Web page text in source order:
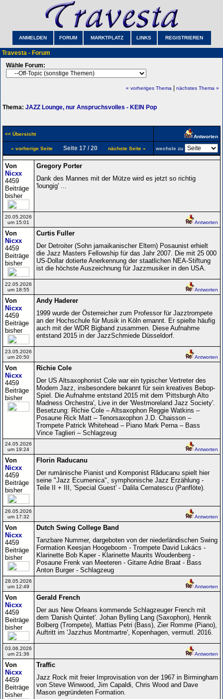
ANMELDEN FORUM MARKTPLATZ LINKS REGISTRIEREN
Travesta - Forum
Wähle Forum:
« vorheriges Thema nächstes Thema »
Thema: JAZZ Lounge, nur Anspruchsvolles - KEIN Pop
<< Übersicht Antworten
« vorherige SeiteSeite 17 / 20 nächste Seite » wechsle zu
Von
Nicxx
4459
Beiträge
bisher
Gregory Porter
Dank des Mannes mit der Mütze wird es jetzt so richtig
'loungig' ...
20.05.2026
um 15:01
Antworten
Von
Nicxx
4459
Beiträge
bisher
Curtis Fuller
Der Detroiter (Sohn jamaikanischer Eltern) Posaunist erhielt
die Jazz Masters Fellowship für das Jahr 2007. Die mit 25 000
US-Dollar dotierte Anerkennung der staatlichen NEA-Stiftung
ist die höchste Auszeichnung für Jazzmusiker in den USA.
22.05.2026
um 18:55
Antworten
Von
Nicxx
4459
Beiträge
bisher
Andy Haderer
1999 wurde der Österreicher zum Professor für Jazztrompete
an der Hochschule für Musik in Köln ernannt. Er spielte häufig
auch mit der WDR Bigband zusammen. Diese Aufnahme
entstand 2015 in der JazzSchmiede Düsseldorf.
23.05.2026
um 20:50
Antworten
Von
Nicxx
4459
Beiträge
bisher
Richie Cole
Der US Altsaxophonist Cole war ein typischer Vertreter des
Modern Jazz, insbesondere bekannt für sein kreatives Bebop-
Spiel. Die Aufnahme entstand 2015 mit dem 'Pittsburgh Alto
Madness Orchestra', Live in der 'Westmoreland Jazz Society'.
Besetzung: Richie Cole – Altsaxophon Reggie Watkins –
Posaune Rick Matt – Tenorsaxophon J.D. Chaisson –
Trompete Patrick Whitehead – Piano Mark Perna – Bass
Vince Taglieri – Schlagzeug
24.05.2026
um 19:24
Antworten
Von
Nicxx
4459
Beiträge
bisher
Florin Raducanu
Der rumänische Pianist und Komponist Răducanu spielt hier
seine "Jazz Ecumenica", symphonische Jazz Erzählung -
Teile II + III, 'Special Guest' - Dalila Cernatescu (Panflöte).
26.05.2026
um 17:32
Antworten
Von
Nicxx
4459
Beiträge
bisher
Dutch Swing College Band
Tanzbare Nummer, dargeboten von der niederländischen Swing
Formation Keesjan Hoogeboom - Trompete David Lukács -
Klarinette Bob Kaper - Klarinette Maurits Woudenberg -
Posaune Frenk van Meeteren - Gitarre Adrie Braat - Bass
Anton Burger - Schlagzeug
28.05.2026
um 12:49
Antworten
Von
Nicxx
4459
Beiträge
bisher
Gerald French
Der aus New Orleans kommende Schlagzeuger French mit
dem 'Danish Quintet'. Johan Bylling Lang (Saxophon), Henrik
Bolberg (Trompete), Mattias Petri (Bass), Zier Romme (Piano),
Auftritt im 'Jazzhus Montmartre', Kopenhagen, vermutl. 2016.
03.06.2026
um 21:36
Antworten
Von
Nicxx
4459
Beiträge
bisher
Traffic
Jazz Rock mit freier Improvisation von der 1967 in Birmingham
von Steve Winwood, Jim Capaldi, Chris Wood and Dave
Mason gegründeten Formation.